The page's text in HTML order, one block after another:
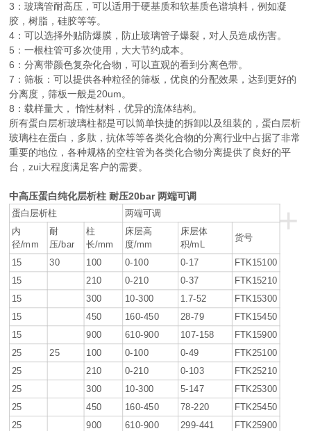
3：玻璃管耐高压，可以适用于硬基质和软基质色谱填料，例如凝
胶，树脂，硅胶等等。
4：可以选择外贴防爆膜，防止玻璃管子爆裂，对人员造成伤害。
5：一根柱管可多次使用，大大节约成本。
6：分离带颜色复杂化合物，可以直观的看到分离色带。
7：筛板：可以提供各种粒径的筛板，优良的分配效果，达到更好的
分离度，筛板一般是20um。
8：载样量大， 惰性材料，优异的流体结构。
所有蛋白层析玻璃柱都是可以简单快捷的拆卸以及组装的，蛋白层析
玻璃柱在蛋白，多肽，抗体等等各类化合物的分离行业中占据了非常
重要的地位，各种规格的空柱管为各类化合物分离提供了良好的平
台，zui大程度满足客户的需要。
中高压蛋白纯化层析柱 耐压20bar 两端可调
+
蛋白层析柱
两端可调
内
径/mm
耐
压/bar
柱
长/mm
床层高
度/mm
床层体
积/mL
货号
15 30 100 0-100 0-17
FTK15100
15
210 0-210 0-37
FTK15210
15
300 10-300 1.7-52
FTK15300
15
450 160-450 28-79
FTK15450
15
900 610-900 107-158 FTK15900
25 25 100 0-100 0-49 FTK25100
25 210 0-210 0-103
FTK25210
25
300 10-300 5-147
FTK25300
25
450 160-450 78-220
FTK25450
25
900 610-900 299-441
FTK25900